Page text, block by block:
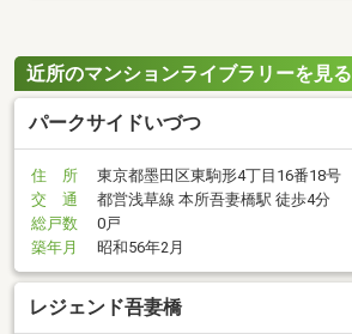
近所のマンションライブラリーを見る
パークサイドいづつ
住 所
東京都墨田区東駒形4丁目16番18号
交 通
都営浅草線 本所吾妻橋駅 徒歩4分
総戸数
0戸
築年月
昭和56年2月
レジェンド吾妻橋